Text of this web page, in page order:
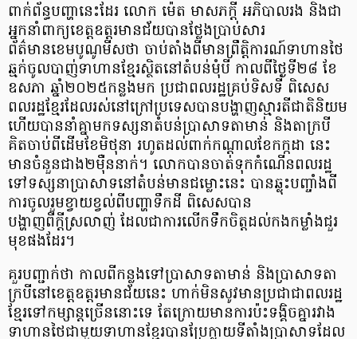
ពាក់ព័ន្ធបញ្ហានេះដែរ លោក ម៉េត មាសភក្តី អភិបាលរង និងជា
អ្នកនាំពាក្យខេត្តឧត្តរមានជ័យបានថ្លែងប្រាប់សារ
ព័ត៌មានខេមបូណូមីសថា ចាប់តាំងពីមានព្រឹត្តិការណ៍ទាហានថៃ
ឆ្មក់ចូលបាញ់ទាហានខ្មែរស្ថិតនៅតំបន់មុំបី កាលពីថ្ងៃទី២៨ ខែ
ឧសភា ឆ្នាំ២០២៥កន្លងមក ប្រជាពលរដ្ឋគ្រប់ទិសទី ពិសេស
ពលរដ្ឋខ្មែរដែលរស់នៅក្រៅប្រទេសបានបង្ហាញស្មារតីជាតិនិយម
ហើយបាននាំគ្នាមកទស្សនាតំបន់ប្រាសាទតាមាន់ និងតាក្របី
គិតចាប់ពីដើមខែមិថុនា រហូតដល់ពាក់កណ្ដាលខែកក្កដា នេះ
មានចំនួនជាង២ម៉ឺននាក់។ លោកបានចាត់ទុកកំណើនពលរដ្ឋ
ទៅទស្សនាប្រាសាទនៅតំបន់មានជម្លោះនេះ បានឆ្លុះបញ្ចាំងពី
ការចូលរួមខ្វាយខ្វល់ពីបញ្ហាទឹកដី ពិសេសបាន
បង្ហាញពីក្ដីស្រលាញ់ ដែលជាការលើកទឹកចិត្តដល់កងកម្លាំងជួរ
មុខផងដែរ។
គួរបញ្ជាក់ថា កាលពីកន្លងទៅប្រាសាទតាមាន់ និងប្រាសាទតា
ក្របីនៅខេត្តឧត្តរមានជ័យនេះ ហាក់មិនសូវមានប្រជាជាពលរដ្ឋ
ខ្មែរទៅកម្សាន្តច្រើននោះទេ តែក្រោយមានការប៉ះទង្គិចគ្នារវាង
ទាហានថៃជាមួយទាហានខ្មែរបានប្រែក្លាយទីតាំងប្រាសាទដែល